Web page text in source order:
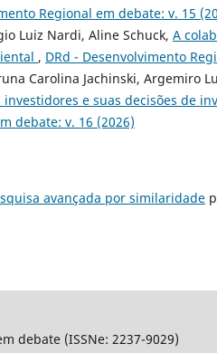
Regional em debate: v. 15
Luiz Nardi, Aline Schuck, A
, DRd - Desenvolvimento
Carolina Jachinski, Argemiro
e suas decisões de
debate: v. 16 (2026)
avançada por similaridade
debate (ISSNe: 2237-9029)